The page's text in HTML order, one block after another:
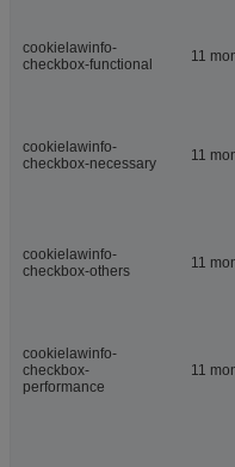
cookielawinfo-
checkbox-functional
11
cookielawinfo-
checkbox-necessary
11
cookielawinfo-
checkbox-others
11
cookielawinfo-
checkbox-
performance
11